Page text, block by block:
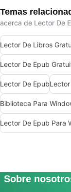
Temas
acerca de Lector De
Lector De Libros
Lector De Epub
Lector De Epub
Biblioteca Para
Lector De Epub Para
Sobre